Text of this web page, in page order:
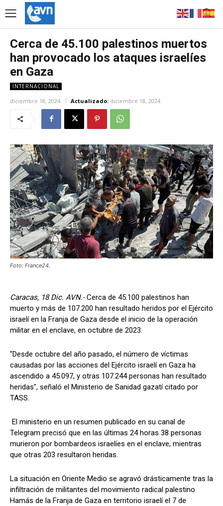
Cerca de 45.100 palestinos muertos
han provocado los ataques israelíes
en Gaza
INTERNACIONAL
diciembre 18, 2024 Actualizado: diciembre 18, 2024
Foto: France24.
Caracas, 18 Dic. AVN.-Cerca de 45.100 palestinos han
muerto y más de 107.200 han resultado heridos por el Ejército
israelí en la Franja de Gaza desde el inicio de la operación
militar en el enclave, en octubre de 2023.
"Desde octubre del año pasado, el número de víctimas
causadas por las acciones del Ejército israelí en Gaza ha
ascendido a 45.097, y otras 107.244 personas han resultado
heridas", señaló el Ministerio de Sanidad gazatí citado por
TASS.
El ministerio en un resumen publicado en su canal de
Telegram precisó que en las últimas 24 horas 38 personas
murieron por bombardeos israelíes en el enclave, mientras
que otras 203 resultaron heridas.
La situación en Oriente Medio se agravó drásticamente tras la
infiltración de militantes del movimiento radical palestino
Hamás de la Franja de Gaza en territorio israelí el 7 de